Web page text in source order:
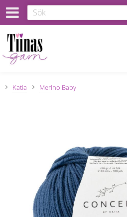
Katia Merino Baby